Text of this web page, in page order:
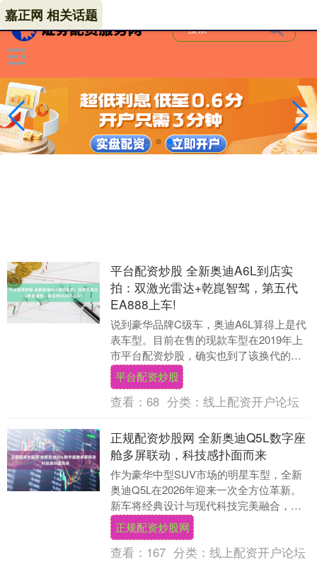
嘉正网 相关话题
平台配资炒股 全新奥迪A6L到店实
拍：双激光雷达+乾崑智驾，第五代
EA888上车!
说到豪华品牌C级车，奥迪A6L算得上是代
表车型。目前在售的现款车型在2019年上
市平台配资炒股，确实也到了该换代的时
候，最近有很多经销商迎来了全新一代奥
迪A6L....
平台配资炒股
查看： 68 分类： 线上配资开户论坛
正规配资炒股网 全新奥迪Q5L数字座
舱多屏联动，科技感扑面而来
作为豪华中型SUV市场的明星车型，全新
奥迪Q5L在2026年迎来一次全方位革新。
新车将经典设计与现代科技完美融合，不
仅在外观上更具视觉冲击力，还通过多项
领先技术....
正规配资炒股网
查看： 167 分类： 线上配资开户论坛